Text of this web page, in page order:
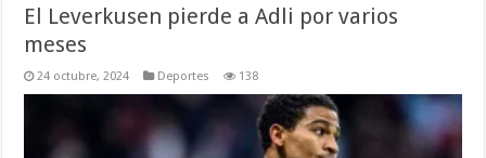
El Leverkusen pierde a Adli por varios
meses
24 octubre, 2024 Deportes 138